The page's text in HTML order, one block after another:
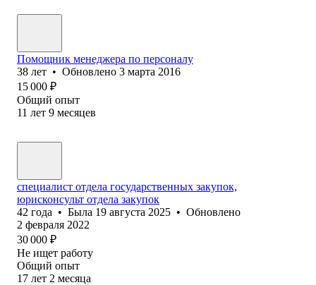
Помощник менеджера по персоналу
38 лет • Обновлено 3 марта 2016
15 000 ₽
Общий опыт
11 лет 9 месяцев
специалист отдела государственных закупок,
юрисконсульт отдела закупок
42 года • Была 19 августа 2025 • Обновлено
2 февраля 2022
30 000 ₽
Не ищет работу
Общий опыт
17 лет 2 месяца